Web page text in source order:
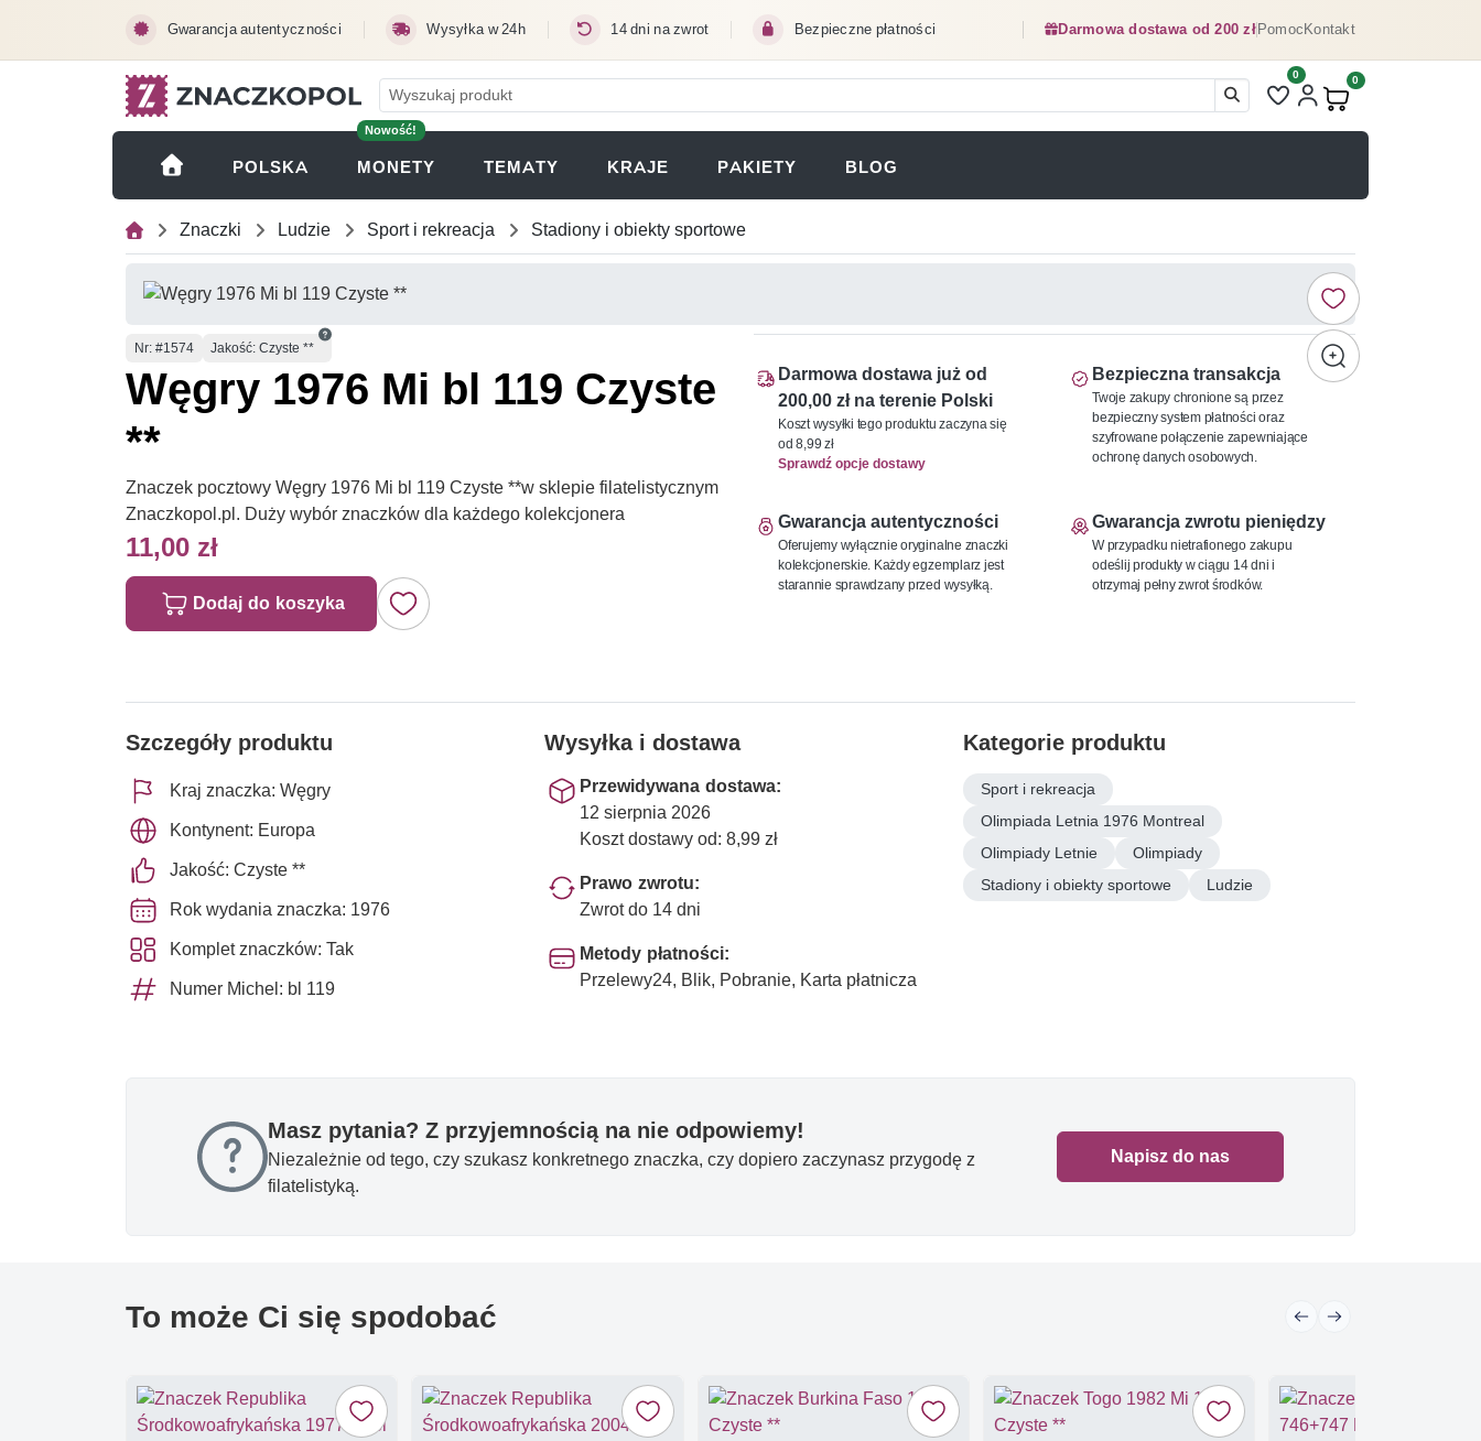
Gwarancja autentyczności Wysyłka w 24h 14 dni na zwrot Bezpieczne płatności Darmowa dostawa od 200 złPomocKontakt
Liczba pozycji na liście
0
Produkty w koszyku:
0
POLSKA
Nowość!
MONETY (OTWIERA SIĘ W NOWEJ KARCIE)
TEMATY KRAJE PAKIETY BLOG
Znaczki Ludzie Sport i rekreacja Stadiony i obiekty sportowe
Numer
Nr: #1574 Jakość: Czyste **
Węgry 1976 Mi bl 119 Czyste
**
Znaczek pocztowy Węgry 1976 Mi bl 119 Czyste **w sklepie filatelistycznym
Znaczkopol.pl. Duży wybór znaczków dla każdego kolekcjonera
11,00 zł
Dodaj do koszyka
Darmowa dostawa już od
200,00 zł na terenie Polski
Koszt wysyłki tego produktu zaczyna się
od 8,99 zł
Sprawdź opcje dostawy
Bezpieczna transakcja
Twoje zakupy chronione są przez
bezpieczny system płatności oraz
szyfrowane połączenie zapewniające
ochronę danych osobowych.
Gwarancja autentyczności
Oferujemy wyłącznie oryginalne znaczki
kolekcjonerskie. Każdy egzemplarz jest
starannie sprawdzany przed wysyłką.
Gwarancja zwrotu pieniędzy
W przypadku nietrafionego zakupu
odeślij produkty w ciągu 14 dni i
otrzymaj pełny zwrot środków.
Szczegóły produktu
Kraj znaczka: Węgry
Kontynent: Europa
Jakość: Czyste **
Rok wydania znaczka: 1976
Komplet znaczków: Tak
Numer Michel: bl 119
Wysyłka i dostawa
Przewidywana dostawa:
12 sierpnia 2026
Koszt dostawy od: 8,99 zł
Prawo zwrotu:
Zwrot do 14 dni
Metody płatności:
Przelewy24, Blik, Pobranie, Karta płatnicza
Kategorie produktu
Sport i rekreacja
Olimpiada Letnia 1976 Montreal
Olimpiady Letnie
Olimpiady
Stadiony i obiekty sportowe
Ludzie
Masz pytania? Z przyjemnością na nie odpowiemy!
Niezależnie od tego, czy szukasz konkretnego znaczka, czy dopiero zaczynasz przygodę z
filatelistyką.
Napisz do nas
To może Ci się spodobać